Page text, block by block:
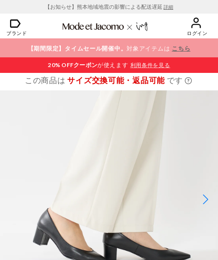
【お知らせ】熊本地域地震の影響による配送遅延 詳細
ブランド ログイン
【期間限定】タイムセール開催中。対象アイテムは こちら
20% OFFクーポンが使えます 利用条件を見る
この商品はサイズ交換可能・返品可能 です